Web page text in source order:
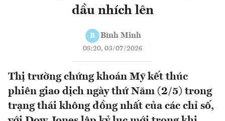
dầu nhích lên
B Bình Minh
08:20, 03/07/2026
Thị trường chứng khoán Mỹ kết thúc
phiên giao dịch ngày thứ Năm (2/5) trong
trạng thái không đồng nhất của các chỉ số,